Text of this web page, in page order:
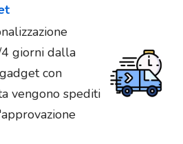
giorni dalla
con
vengono spediti